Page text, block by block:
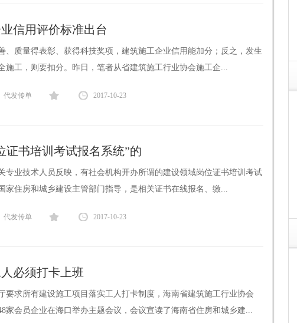
信用评价标准出台
、质量得表彰、获得科技奖项，建筑施工企业信用能加分；反之，发生
施工，则要扣分。昨日，笔者从省建筑施工行业协会施工企...
代发传单 2017-10-23
证书培训考试报名系统”的
专业技术人员反映，有社会机构开办所谓的建设领域岗位证书培训考试
家住房和城乡建设主管部门指导，是相关证书在线报名、缴...
代发传单 2017-10-23
必须打卡上班
要求所有建设施工项目落实工人打卡制度，海南省建筑施工行业协会
家会员企业在海口举办主题会议，会议宣读了海南省住房和城乡建...